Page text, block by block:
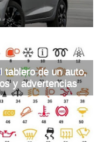
tablero de un auto,
y advertencias